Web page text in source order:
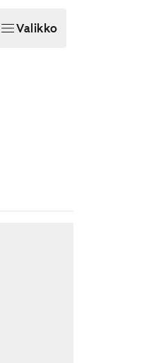
Valikko